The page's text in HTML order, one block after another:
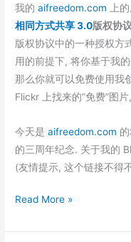
我的aifreedom.com 上
相同方式共享 3.0版权协
版权协议中的一种授权方
用的前提下,将你基于我的
那么你就可以免费使用我
Flickr 上找来的”免费”图
今天是aifreedom.com
的三周年纪念. 关于我的
(友情提示, 这个链接不得
Flickr.com
分
Read More »